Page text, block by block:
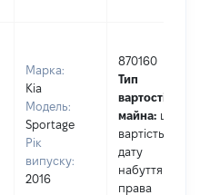
Марка:
Kia
Модель:
Sportage
Рік
випуску:
2016
870160
Тип
вартості
майна: це
вартість на
дату
набуття
права